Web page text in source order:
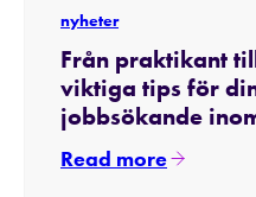
nyheter
Från praktikant
viktiga tips för
jobbsökande
Read more